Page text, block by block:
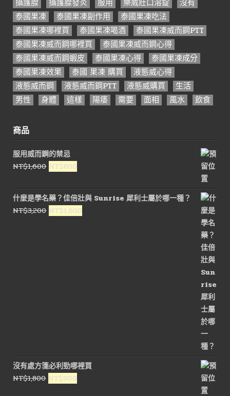
泰國果凍
泰國果凍副作用
泰國果凍吃法
泰國果凍哪裡買
泰國果凍喝酒
泰國果凍威而鋼PTT
泰國果凍威而鋼哪裡買
泰國果凍威而鋼心得
泰國果凍威而鋼蝦皮
泰國果凍心得
泰國果凍成分
泰國果凍效果
泰國 果凍 購買
液態威心得
液態威而鋼
液態威而鋼PTT 液態威購買
生活
男性
身體 這樣 陽痿 需要 面相 風水 飲食
商品
服用威而鋼的禁忌
NT$1,600 原
價
格：
NT$1,600。
NT$800
價
格：
NT$800。
什麼是學名藥？佳倍壯與 Sunrise 犀利士屬於哪一種？
NT$3,200 原
NT$1,600
沒有處方箋必利勁哪裡買
NT$1,800 原
NT$900